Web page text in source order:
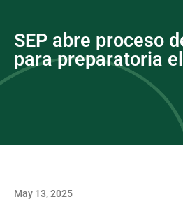
SEP abre proceso
para preparatoria
May 13, 2025